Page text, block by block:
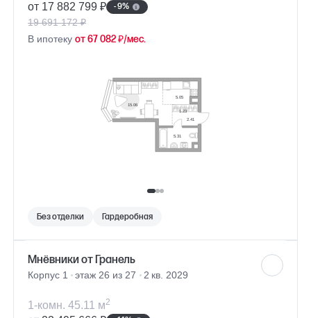
от 17 882 799 ₽ - 9%
19 691 172 ₽
В ипотеку от 67 082 ₽/мес.
Без отделки Гардеробная
Мнёвники от Гранель
Корпус 1 этаж 26 из 27 2 кв. 2029
1-комн. 45.11 м2